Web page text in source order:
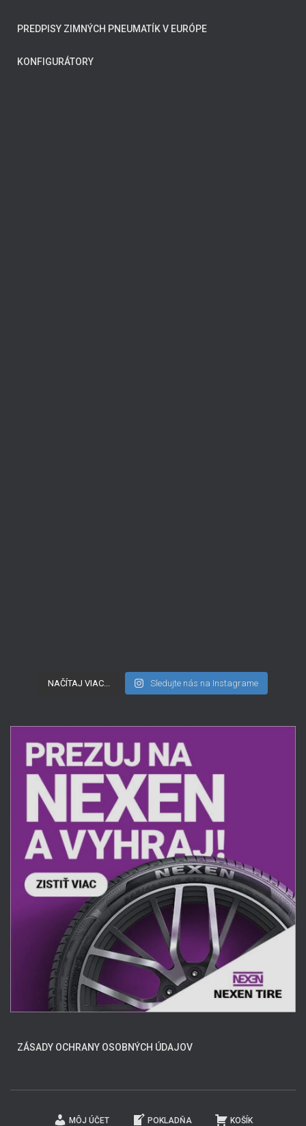
PREDPISY ZIMNÝCH PNEUMATÍK V EURÓPE
KONFIGURÁTORY
NAČÍTAJ VIAC... Sledujte nás na Instagrame
ZÁSADY OCHRANY OSOBNÝCH ÚDAJOV
MÔJ ÚČET POKLADŇA KOŠÍK